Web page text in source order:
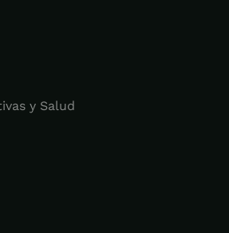
y Salud